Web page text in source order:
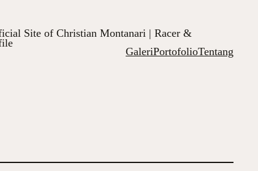
Site of Christian Montanari | Racer &
GaleriPortofolioTentang